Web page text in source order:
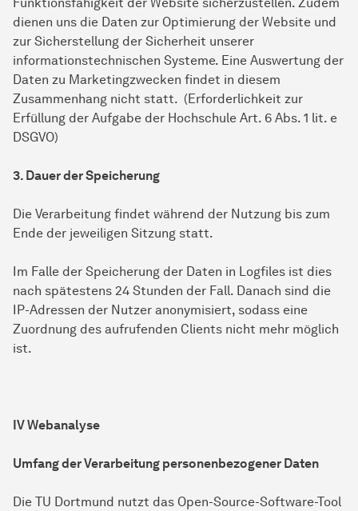
dienen uns die Daten zur Optimierung der Website und
zur Sicherstellung der Sicherheit unserer
informationstechnischen Systeme. Eine Auswertung der
Daten zu Marketingzwecken findet in diesem
Zusammenhang nicht statt. (Erforderlichkeit zur
Erfüllung der Aufgabe der Hochschule Art. 6 Abs. 1 lit. e
DSGVO)
3. Dauer der Speicherung
Die Verarbeitung findet während der Nutzung bis zum
Ende der jeweiligen Sitzung statt.
Im Falle der Speicherung der Daten in Logfiles ist dies
nach spätestens 24 Stunden der Fall. Danach sind die
IP-Adressen der Nutzer anonymisiert, sodass eine
Zuordnung des aufrufenden Clients nicht mehr möglich
ist.
IV Webanalyse
Umfang der Verarbeitung personenbezogener Daten
Die TU Dortmund nutzt das Open-Source-Software-Tool